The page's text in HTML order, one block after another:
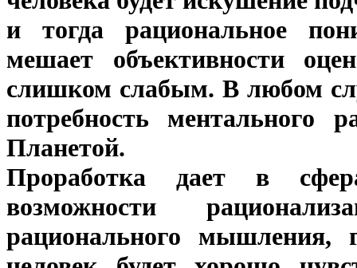
и тогда рациональное
мешает объективности
слишком слабым. В любом
потребность ментального
Планетой.
Проработка дает в
возможности
рационального мышления,